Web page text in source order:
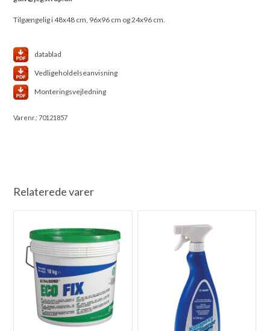
Tilgængelig i 48x48 cm, 96x96 cm og 24x96 cm.
datablad
Vedligeholdelseanvisning
Monteringsvejledning
Varenr.:70121857
Relaterede varer